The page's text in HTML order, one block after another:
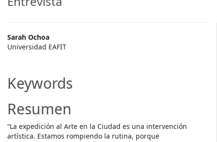
Main
Article
Sarah Ochoa
Universidad EAFIT
Keywords
Resumen
“La expedición al Arte en la Ciudad es una intervención
artística. Estamos rompiendo la rutina, porque